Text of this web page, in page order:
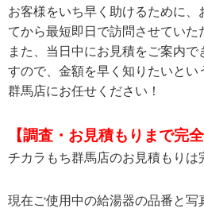
お客様をいち早く助けるために、
てから最短即日で訪問させていた
また、当日中にお見積をご案内で
すので、金額を早く知りたいとい
群馬店にお任せください！
【調査・お見積もりまで完全
チカラもち群馬店のお見積もりは
現在ご使用中の給湯器の品番と写